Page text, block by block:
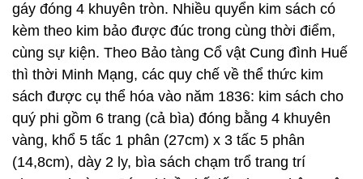
gáy đóng 4 khuyên tròn. Nhiều quyển kim sách có
kèm theo kim bảo được đúc trong cùng thời điểm,
cùng sự kiện. Theo Bảo tàng Cổ vật Cung đình Huế
thì thời Minh Mạng, các quy chế về thể thức kim
sách được cụ thể hóa vào năm 1836: kim sách cho
quý phi gồm 6 trang (cả bìa) đóng bằng 4 khuyên
vàng, khổ 5 tấc 1 phân (27cm) x 3 tấc 5 phân
(14,8cm), dày 2 ly, bìa sách chạm trổ trang trí